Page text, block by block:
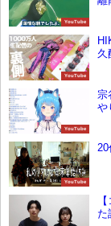
YouTube
YouTube
久
YouTube
宗
や
YouTube
た